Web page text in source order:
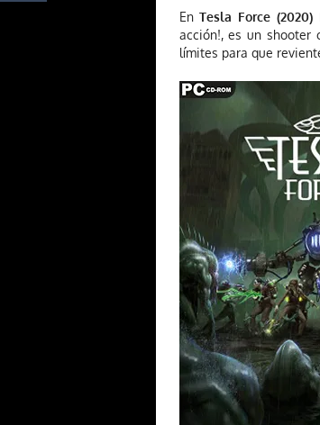
EnTesla Force (2020)
acción!, es un shooter
límites para que